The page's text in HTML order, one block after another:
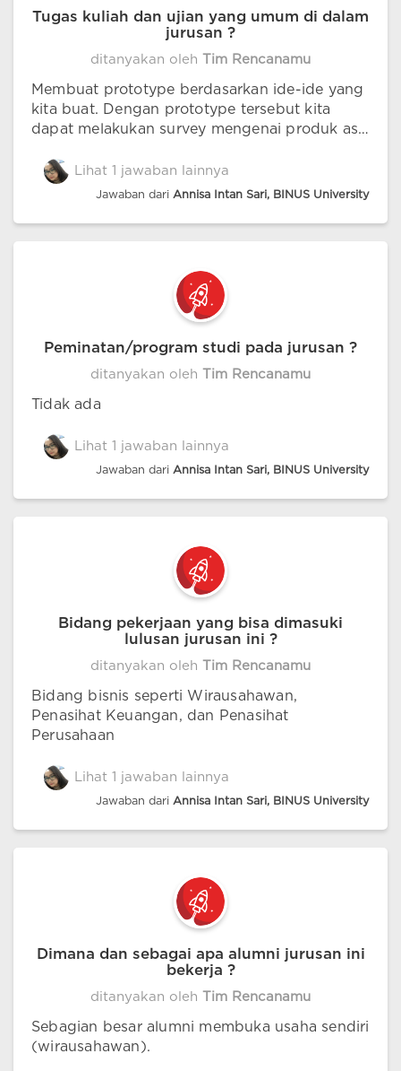
Tugas kuliah dan ujian yang umum di dalam
jurusan ?
ditanyakan oleh Tim Rencanamu
Membuat prototype berdasarkan ide-ide yang
kita buat. Dengan prototype tersebut kita
dapat melakukan survey mengenai produk asli
penjualan berhasil atau tidak.
Lihat 1 jawaban lainnya
Jawaban dari Annisa Intan Sari, BINUS University
Peminatan/program studi pada jurusan ?
ditanyakan oleh Tim Rencanamu
Tidak ada
Lihat 1 jawaban lainnya
Jawaban dari Annisa Intan Sari, BINUS University
Bidang pekerjaan yang bisa dimasuki
lulusan jurusan ini ?
ditanyakan oleh Tim Rencanamu
Bidang bisnis seperti Wirausahawan,
Penasihat Keuangan, dan Penasihat
Perusahaan
Lihat 1 jawaban lainnya
Jawaban dari Annisa Intan Sari, BINUS University
Dimana dan sebagai apa alumni jurusan ini
bekerja ?
ditanyakan oleh Tim Rencanamu
Sebagian besar alumni membuka usaha sendiri
(wirausahawan).